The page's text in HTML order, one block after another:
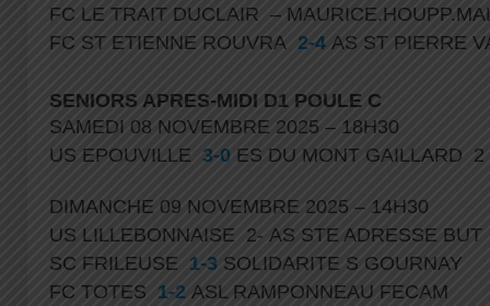
FC LE TRAIT DUCLAIR –
FC ST ETIENNE ROUVRA 2-4 AS ST PIERRE
SENIORS APRES-MIDI D1 POULE C
SAMEDI 08 NOVEMBRE 2025 – 18H30
US EPOUVILLE 3-0 ES DU MONT GAILLARD 2
DIMANCHE 09 NOVEMBRE 2025 – 14H30
US LILLEBONNAISE 2- AS STE ADRESSE
SC FRILEUSE 1-3 SOLIDARITE S GOURNAY
FC TOTES 1-2 ASL RAMPONNEAU FECAM